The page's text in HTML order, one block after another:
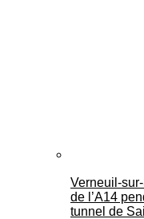
Verneuil-
de l’A14
tunnel de